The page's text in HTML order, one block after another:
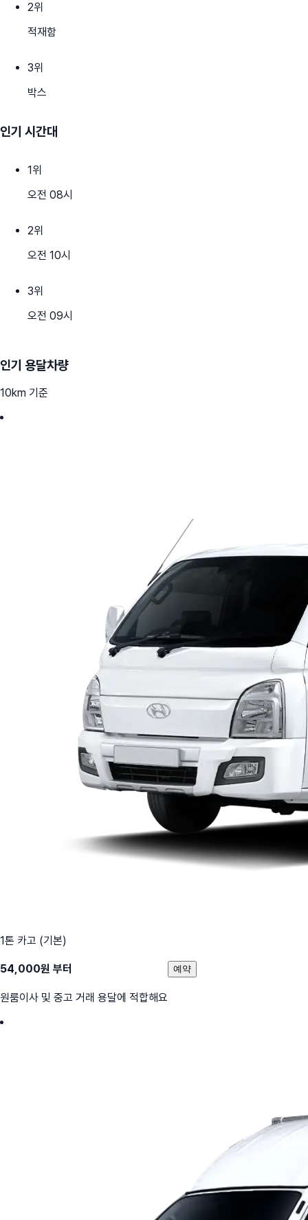
2위
적재함
3위
박스
인기 시간대
1위
오전 08시
2위
오전 10시
3위
오전 09시
인기 용달차량
10km 기준
1톤 카고 (기본)
54,000원 부터
원룸이사 및 중고 거래 용달에 적합해요
예약